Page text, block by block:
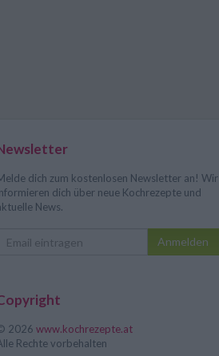
dich zum kostenlosen Newsletter an! Wir
dich über neue Kochrezepte und
News.
Anmelden
2026 www.kochrezepte.at
Rechte vorbehalten